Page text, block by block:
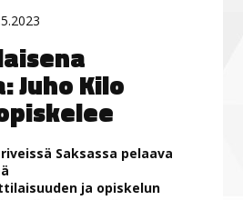
Juho Kilo
Saksassa pelaava
ja opiskelun